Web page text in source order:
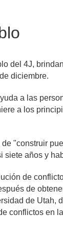
del 4J,
diciembre.
a las
"construir
siete años y
de
de
de Utah,
conflictos en